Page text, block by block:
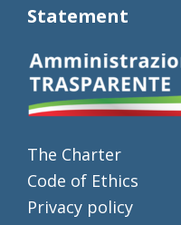
Statement
The Charter
Code of Ethics
Privacy policy